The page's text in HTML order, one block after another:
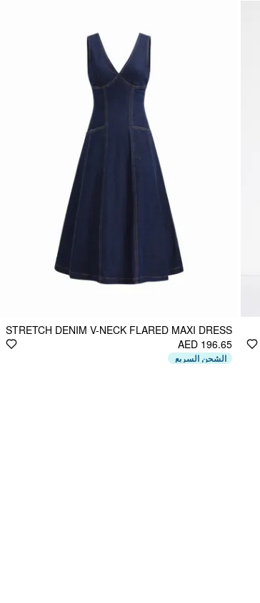
STRETCH DENIM V-NECK FLARED MAXI DRESS
AED 196.65
الشحن السريع